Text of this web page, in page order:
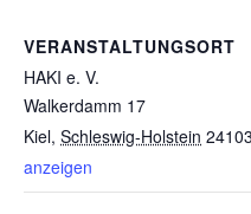
VERANSTALTUNGSORT
HAKI e. V.
Walkerdamm 17
Kiel, Schleswig-Holstein 24103
anzeigen